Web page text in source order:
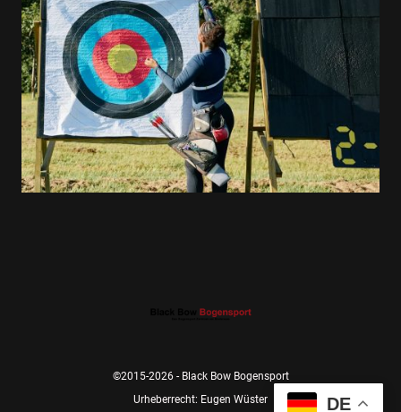
©2015-2026 - Black Bow Bogensport
Urheberrecht: Eugen Wüster
DE